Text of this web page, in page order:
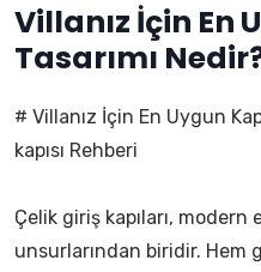
Villanız İçin En
Tasarımı
# Villanız İçin En Uygun
kapısı Rehberi
Çelik giriş kapıları,
unsurlarından biridir. Hem